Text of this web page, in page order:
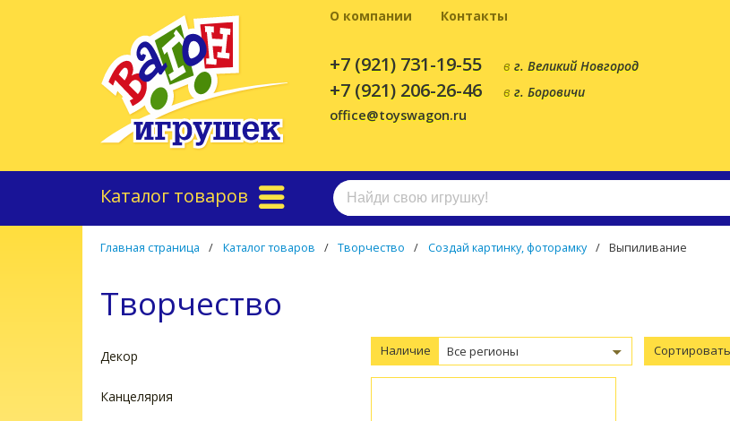
+7 (921) 731-19-55 в г. Великий Новгород
+7 (921) 206-26-46 в г. Боровичи
office@toyswagon.ru
Каталог товаров
Главная страница / Каталог товаров / Творчество / Создай картинку, фоторамку / Выпиливание
Творчество
Декор
Канцелярия
Наличие Все регионы
О компании Контакты